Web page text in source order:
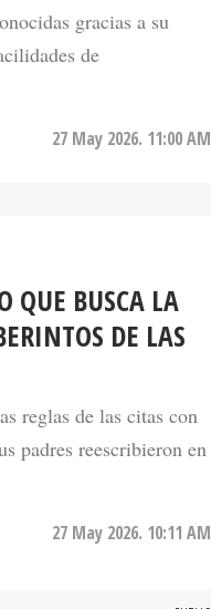
de
BUSCA LA
DE LAS
reglas de las citas con
padres reescribieron en